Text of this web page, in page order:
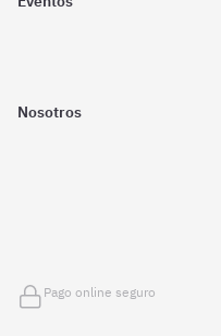
Nosotros
Pago online seguro